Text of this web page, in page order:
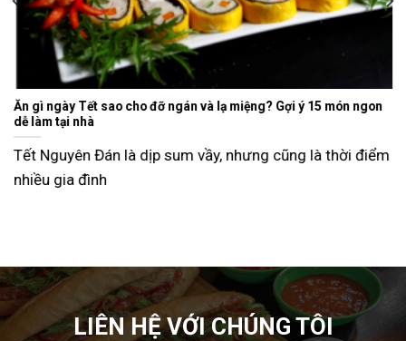
Ăn gì ngày Tết sao cho đỡ ngán và lạ miệng? Gợi ý 15 món ngon
dễ làm tại nhà
Tết Nguyên Đán là dịp sum vầy, nhưng cũng là thời điểm
nhiều gia đình
LIÊN HỆ VỚI CHÚNG TÔI